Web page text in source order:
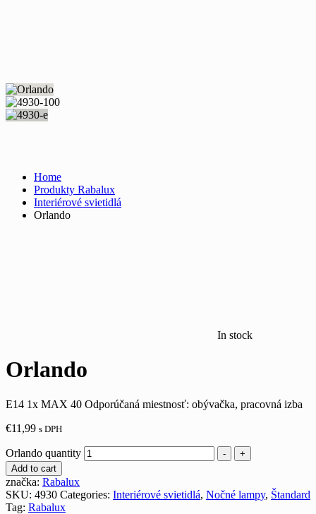
Home
Produkty Rabalux
Interiérové svietidlá
Orlando
In stock
Orlando
E14 1x MAX 40 Odporúčaná miestnosť: obývačka, pracovná izba
€11,99 s DPH
Orlando quantity -
+
Add to cart
značka: Rabalux
SKU: 4930 Categories: Interiérové svietidlá, Nočné lampy, Štandard
Tag: Rabalux